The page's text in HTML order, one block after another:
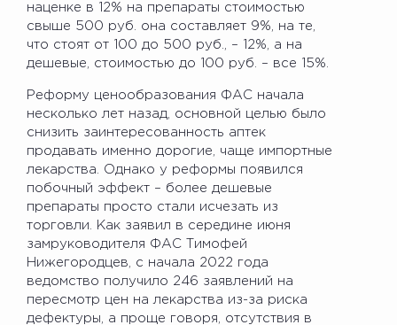
наценке в 12% на препараты стоимостью
свыше 500 руб. она составляет 9%, на те,
что стоят от 100 до 500 руб., – 12%, а на
дешевые, стоимостью до 100 руб. – все 15%.
Реформу ценообразования ФАС начала
несколько лет назад, основной целью было
снизить заинтересованность аптек
продавать именно дорогие, чаще импортные
лекарства. Однако у реформы появился
побочный эффект – более дешевые
препараты просто стали исчезать из
торговли. Как заявил в середине июня
замруководителя ФАС Тимофей
Нижегородцев, с начала 2022 года
ведомство получило 246 заявлений на
пересмотр цен на лекарства из-за риска
дефектуры, а проще говоря, отсутствия в